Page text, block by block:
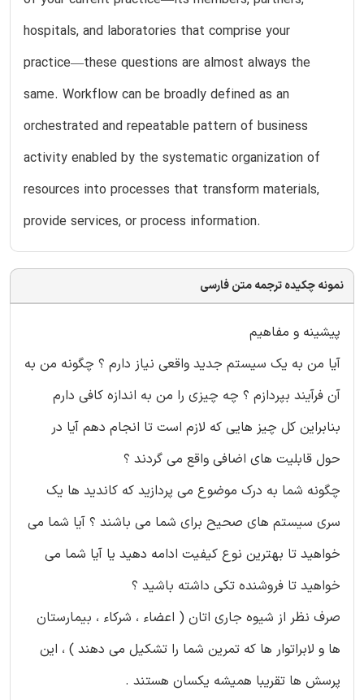
hospitals, and laboratories that comprise your
practice—these questions are almost always the
same. Workflow can be broadly defined as an
orchestrated and repeatable pattern of business
activity enabled by the systematic organization of
resources into processes that transform materials,
provide services, or process information.
نمونه چکیده ترجمه متن فارسی
پیشینه و مفاهیم
آیا من به یک سیستم جدید واقعی نیاز دارم ؟ چگونه من به
آن فرآیند بپردازم ؟ چه چیزی را من به اندازه کافی دارم
بنابراین کل چیز هایی که لازم است تا انجام دهم آیا در
حول قابلیت های اضافی واقع می گردند ؟
چگونه شما به درک موضوع می پردازید که کاندید ها یک
سری سیستم های صحیح برای شما می باشند ؟ آیا شما می
خواهید تا بهترین نوع کیفیت ادامه دهید یا آیا شما می
خواهید تا فروشنده تکی داشته باشید ؟
صرف نظر از شیوه جاری اتان ( اعضاء ، شرکاء ، بیمارستان
ها و لابراتوار ها که تمرین شما را تشکیل می دهند ) ، این
پرسش ها تقریبا همیشه یکسان هستند .